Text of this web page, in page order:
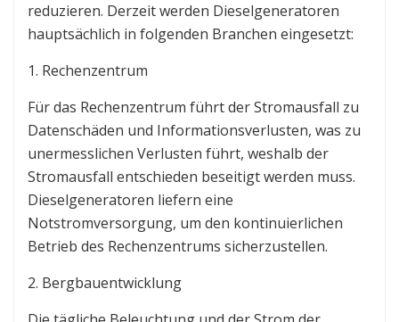
reduzieren. Derzeit werden Dieselgeneratoren
hauptsächlich in folgenden Branchen eingesetzt:
1. Rechenzentrum
Für das Rechenzentrum führt der Stromausfall zu
Datenschäden und Informationsverlusten, was zu
unermesslichen Verlusten führt, weshalb der
Stromausfall entschieden beseitigt werden muss.
Dieselgeneratoren liefern eine
Notstromversorgung, um den kontinuierlichen
Betrieb des Rechenzentrums sicherzustellen.
2. Bergbauentwicklung